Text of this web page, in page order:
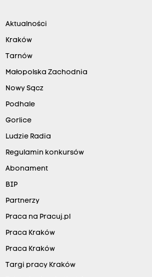
Aktualności
Kraków
Tarnów
Małopolska Zachodnia
Nowy Sącz
Podhale
Gorlice
Ludzie Radia
Regulamin konkursów
Abonament
BIP
Partnerzy
Praca na Pracuj.pl
Praca Kraków
Praca Kraków
Targi pracy Kraków